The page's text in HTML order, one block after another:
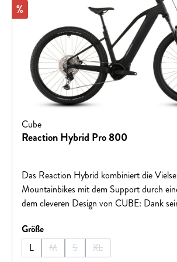
Rabatt
%
Cube
Reaction Hybrid Pro 800
Das Reaction Hybrid kombiniert die
Mountainbikes mit dem Support durch
dem cleveren Design von CUBE: Dank
Wh starken Akku sind jede Menge Power
garantiert, und zwar auf jeder Route, ob
Größeauswählen
L
M
(Diese Option ist zurzeit nicht
S
(Diese Option ist zurzeit nicht
XL
(Diese Option ist zurzeit